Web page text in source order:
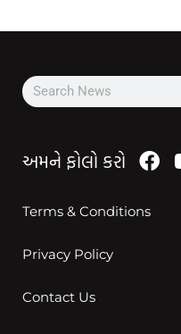
અમને ફોલો કરો
Terms & Conditions
Privacy Policy
Contact Us